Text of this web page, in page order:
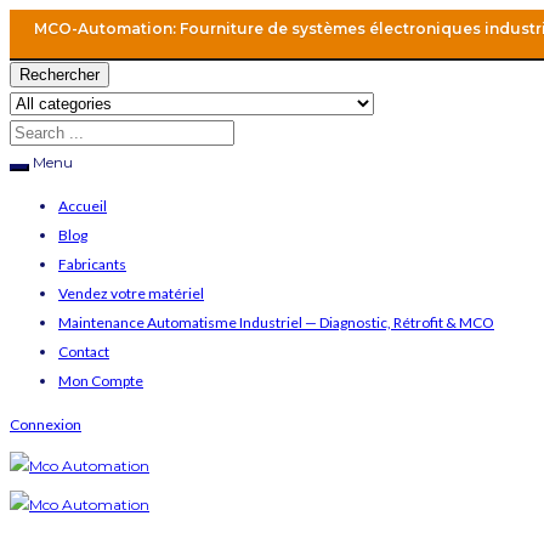
MCO-Automation: Fourniture de systèmes électroniques
Rechercher
Menu
Accueil
Blog
Fabricants
Vendez votre matériel
Maintenance Automatisme Industriel — Diagnostic, Rétrofit & MCO
Contact
Mon Compte
Connexion